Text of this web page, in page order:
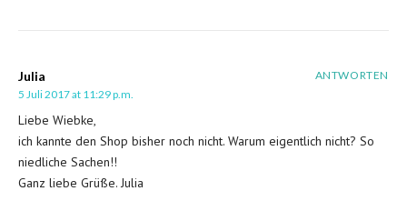
Julia
ANTWORTEN
5 Juli 2017 at 11:29 p.m.
Liebe Wiebke,
ich kannte den Shop bisher noch nicht. Warum eigentlich nicht? So
niedliche Sachen!!
Ganz liebe Grüße. Julia